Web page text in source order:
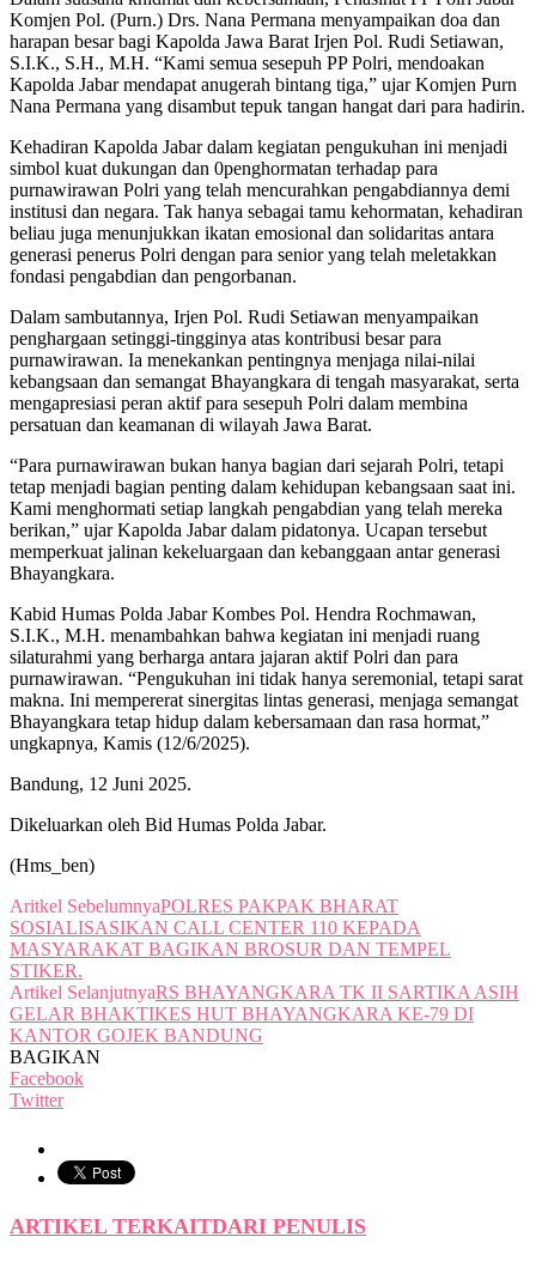
Komjen Pol. (Purn.) Drs. Nana Permana menyampaikan doa dan
harapan besar bagi Kapolda Jawa Barat Irjen Pol. Rudi Setiawan,
S.I.K., S.H., M.H. “Kami semua sesepuh PP Polri, mendoakan
Kapolda Jabar mendapat anugerah bintang tiga,” ujar Komjen Purn
Nana Permana yang disambut tepuk tangan hangat dari para hadirin.
Kehadiran Kapolda Jabar dalam kegiatan pengukuhan ini menjadi
simbol kuat dukungan dan 0penghormatan terhadap para
purnawirawan Polri yang telah mencurahkan pengabdiannya demi
institusi dan negara. Tak hanya sebagai tamu kehormatan, kehadiran
beliau juga menunjukkan ikatan emosional dan solidaritas antara
generasi penerus Polri dengan para senior yang telah meletakkan
fondasi pengabdian dan pengorbanan.
Dalam sambutannya, Irjen Pol. Rudi Setiawan menyampaikan
penghargaan setinggi-tingginya atas kontribusi besar para
purnawirawan. Ia menekankan pentingnya menjaga nilai-nilai
kebangsaan dan semangat Bhayangkara di tengah masyarakat, serta
mengapresiasi peran aktif para sesepuh Polri dalam membina
persatuan dan keamanan di wilayah Jawa Barat.
“Para purnawirawan bukan hanya bagian dari sejarah Polri, tetapi
tetap menjadi bagian penting dalam kehidupan kebangsaan saat ini.
Kami menghormati setiap langkah pengabdian yang telah mereka
berikan,” ujar Kapolda Jabar dalam pidatonya. Ucapan tersebut
memperkuat jalinan kekeluargaan dan kebanggaan antar generasi
Bhayangkara.
Kabid Humas Polda Jabar Kombes Pol. Hendra Rochmawan,
S.I.K., M.H. menambahkan bahwa kegiatan ini menjadi ruang
silaturahmi yang berharga antara jajaran aktif Polri dan para
purnawirawan. “Pengukuhan ini tidak hanya seremonial, tetapi sarat
makna. Ini mempererat sinergitas lintas generasi, menjaga semangat
Bhayangkara tetap hidup dalam kebersamaan dan rasa hormat,”
ungkapnya, Kamis (12/6/2025).
Bandung, 12 Juni 2025.
Dikeluarkan oleh Bid Humas Polda Jabar.
(Hms_ben)
Aritkel SebelumnyaPOLRES PAKPAK BHARAT
SOSIALISASIKAN CALL CENTER 110 KEPADA
MASYARAKAT BAGIKAN BROSUR DAN TEMPEL
STIKER.
Artikel SelanjutnyaRS BHAYANGKARA TK II SARTIKA ASIH
GELAR BHAKTIKES HUT BHAYANGKARA KE-79 DI
KANTOR GOJEK BANDUNG
BAGIKAN
Facebook
Twitter
ARTIKEL TERKAITDARI PENULIS